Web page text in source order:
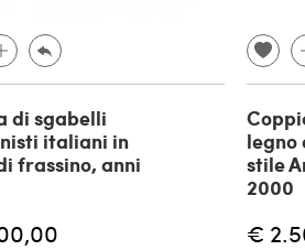
di sgabelli
italiani in
frassino, anni
legno
stile
2000
€